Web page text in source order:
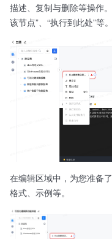
描述、复制与删除等操作
该节点”、“执行到此处”等。
在编辑区域中，为您准备
格式、示例等。